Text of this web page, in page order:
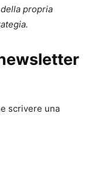
propria
scrivere una